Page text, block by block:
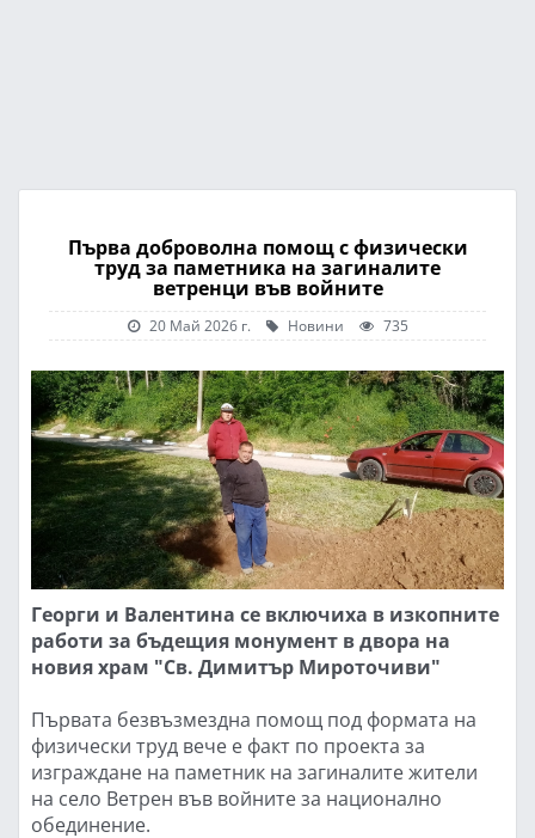
Първа доброволна помощ с физически
труд за паметника на загиналите
ветренци във войните
20 Май 2026 г. Новини 735
Георги и Валентина се включиха в изкопните
работи за бъдещия монумент в двора на
новия храм "Св. Димитър Мироточиви"
Първата безвъзмездна помощ под формата на
физически труд вече е факт по проекта за
изграждане на паметник на загиналите жители
на село Ветрен във войните за национално
обединение.